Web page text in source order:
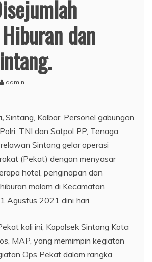
dan
admin
Sintang, Kalbar. Personel gabungan
TNI dan Satpol PP, Tenaga
Sintang gelar operasi
(Pekat) dengan menyasar
hotel, penginapan dan
malam di Kecamatan
Agustus 2021 dini hari.
kali ini, Kapolsek Sintang Kota
MAP, yang memimpin kegiatan
Ops Pekat dalam rangka